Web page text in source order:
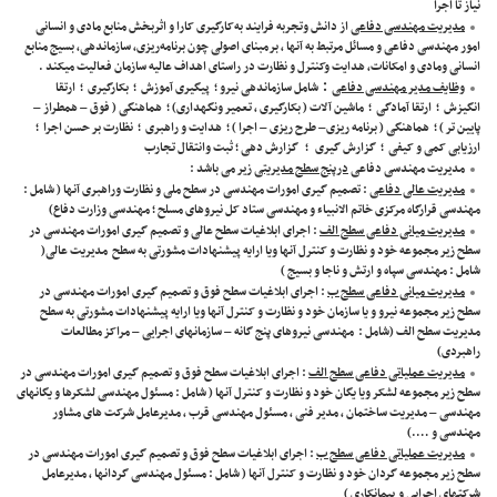
نیاز تا اجرا
مدیریت مهندسی دفاعیاز دانش وتجربه فرایند به‌کارگیری کارا و اثربخش منابع مادی و انسانی
امور مهندسی دفاعی و مسائل مرتبط به آنها ، برمبنای اصولی چون برنامه‌ریزی، سازماندهی، بسیج منابع
انسانی ومادی و امکانات، هدایت وکنترل و نظارت در راستای اهداف عالیه سازمان فعالیت میکند .
وظایف مدیر مهندسی دفاعی : شامل سازماندهی نیرو ؛ پیگیری آموزش ؛ بکارگیری ؛ ارتقا
انگیزش ؛ ارتقا آمادگی ؛ ماشین آلات ( بکارگیری ، تعمیر ونگهداری) ؛ هماهنگی ( فوق – همطراز –
پایین تر ) ؛ هماهنگی ( برنامه ریزی– طرح ریزی – اجرا ) ؛ هدایت و راهبری ؛ نظارت بر حسن اجرا ؛
ارزیابی کمی و کیفی ؛ گزارش گیری ؛ گزارش دهی ؛ ثبت وانتقال تجارب
مدیریت مهندسی دفاعیدرپنج سطح مدیریتیزیر می باشد :
مدیریت عالی دفاعی: تصمیم گیری امورات مهندسی در سطح ملی و نظارت وراهبری آنها ( شامل :
مهندسی قرارگاه مرکزی خاتم الانبیاء و مهندسی ستاد کل نیروهای مسلح ؛ مهندسی وزارت دفاع)
مدیریت میانی دفاعی سطح الف: اجرای ابلاغیات سطح عالی و تصمیم گیری امورات مهندسی در
سطح زیر مجموعه خود و نظارت و کنترل آنها ویا ارایه پیشنهادات مشورتی به سطح مدیریت عالی(
شامل : مهندسی سپاه و ارتش و ناجا و بسیج )
مدیریت میانی دفاعی سطح ب: اجرای ابلاغیات سطح فوق و تصمیم گیری امورات مهندسی در
سطح زیر مجموعه نیرو و یا سازمان خود و نظارت و کنترل آنها ویا ارایه پیشنهادات مشورتی به سطح
مدیریت سطح الف (شامل : مهندسی نیروهای پنج گانه – سازمانهای اجرایی – مراکز مطالعات
راهبردی)
مدیریت عملیاتی دفاعی سطح الف: اجرای ابلاغیات سطح فوق و تصمیم گیری امورات مهندسی در
سطح زیر مجموعه لشکر ویا یگان خود و نظارت و کنترل آنها ( شامل : مسئول مهندسی لشکرها و یگانهای
مهندسی – مدیریت ساختمان ، مدیر فنی ، مسئول مهندسی قرب ، مدیرعامل شرکت های مشاور
مهندسی و ….)
مدیریت عملیاتی دفاعی سطح ب: اجرای ابلاغیات سطح فوق و تصمیم گیری امورات مهندسی در
سطح زیر مجموعه گردان خود و نظارت و کنترل آنها ( شامل : مسئول مهندسی گردانها ، مدیرعامل